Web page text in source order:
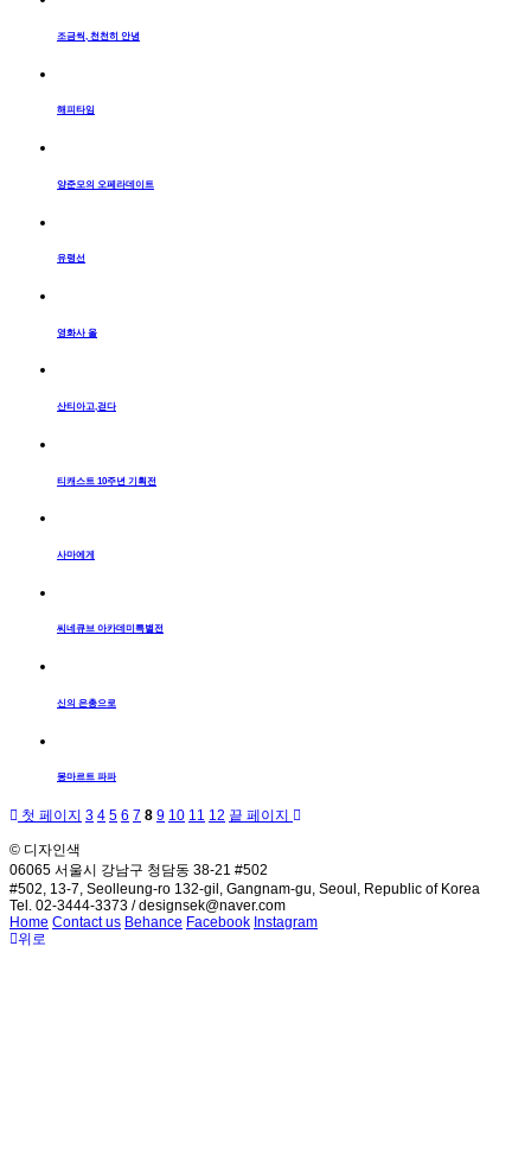
조금씩, 천천히 안녕
해피타임
양준모의 오페라데이트
유령선
영화사 올
산티아고,걷다
티캐스트 10주년 기획전
사마에게
씨네큐브 아카데미특별전
신의 은총으로
몽마르트 파파
첫 페이지 3 4 5 6 7 8 9 10 11 12 끝 페이지
© 디자인색
06065 서울시 강남구 청담동 38-21 #502
#502, 13-7, Seolleung-ro 132-gil, Gangnam-gu, Seoul, Republic of Korea
Tel. 02-3444-3373 / designsek@naver.com
Home Contact us Behance Facebook Instagram
위로